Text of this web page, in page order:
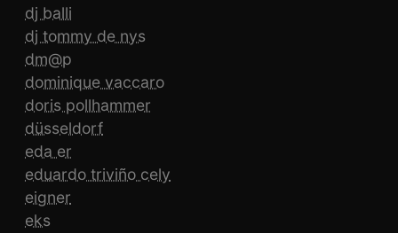
dj balli
dj tommy de nys
dm@p
dominique vaccaro
doris pollhammer
düsseldorf
eda er
eduardo triviño cely
eigner
eks